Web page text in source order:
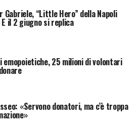
Gabriele, “Little Hero” della Napoli
il 2 giugno si replica
emopoietiche, 25 milioni di volontari
«Servono donatori, ma c’è troppa